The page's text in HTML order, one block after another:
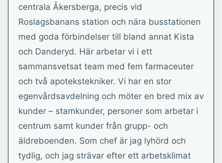
centrala Åkersberga, precis vid
Roslagsbanans station och nära busstationen
med goda förbindelser till bland annat Kista
och Danderyd. Här arbetar vi i ett
sammansvetsat team med fem farmaceuter
och två apotekstekniker. Vi har en stor
egenvårdsavdelning och möter en bred mix av
kunder – stamkunder, personer som arbetar i
centrum samt kunder från grupp- och
äldreboenden. Som chef är jag lyhörd och
tydlig, och jag strävar efter ett arbetsklimat